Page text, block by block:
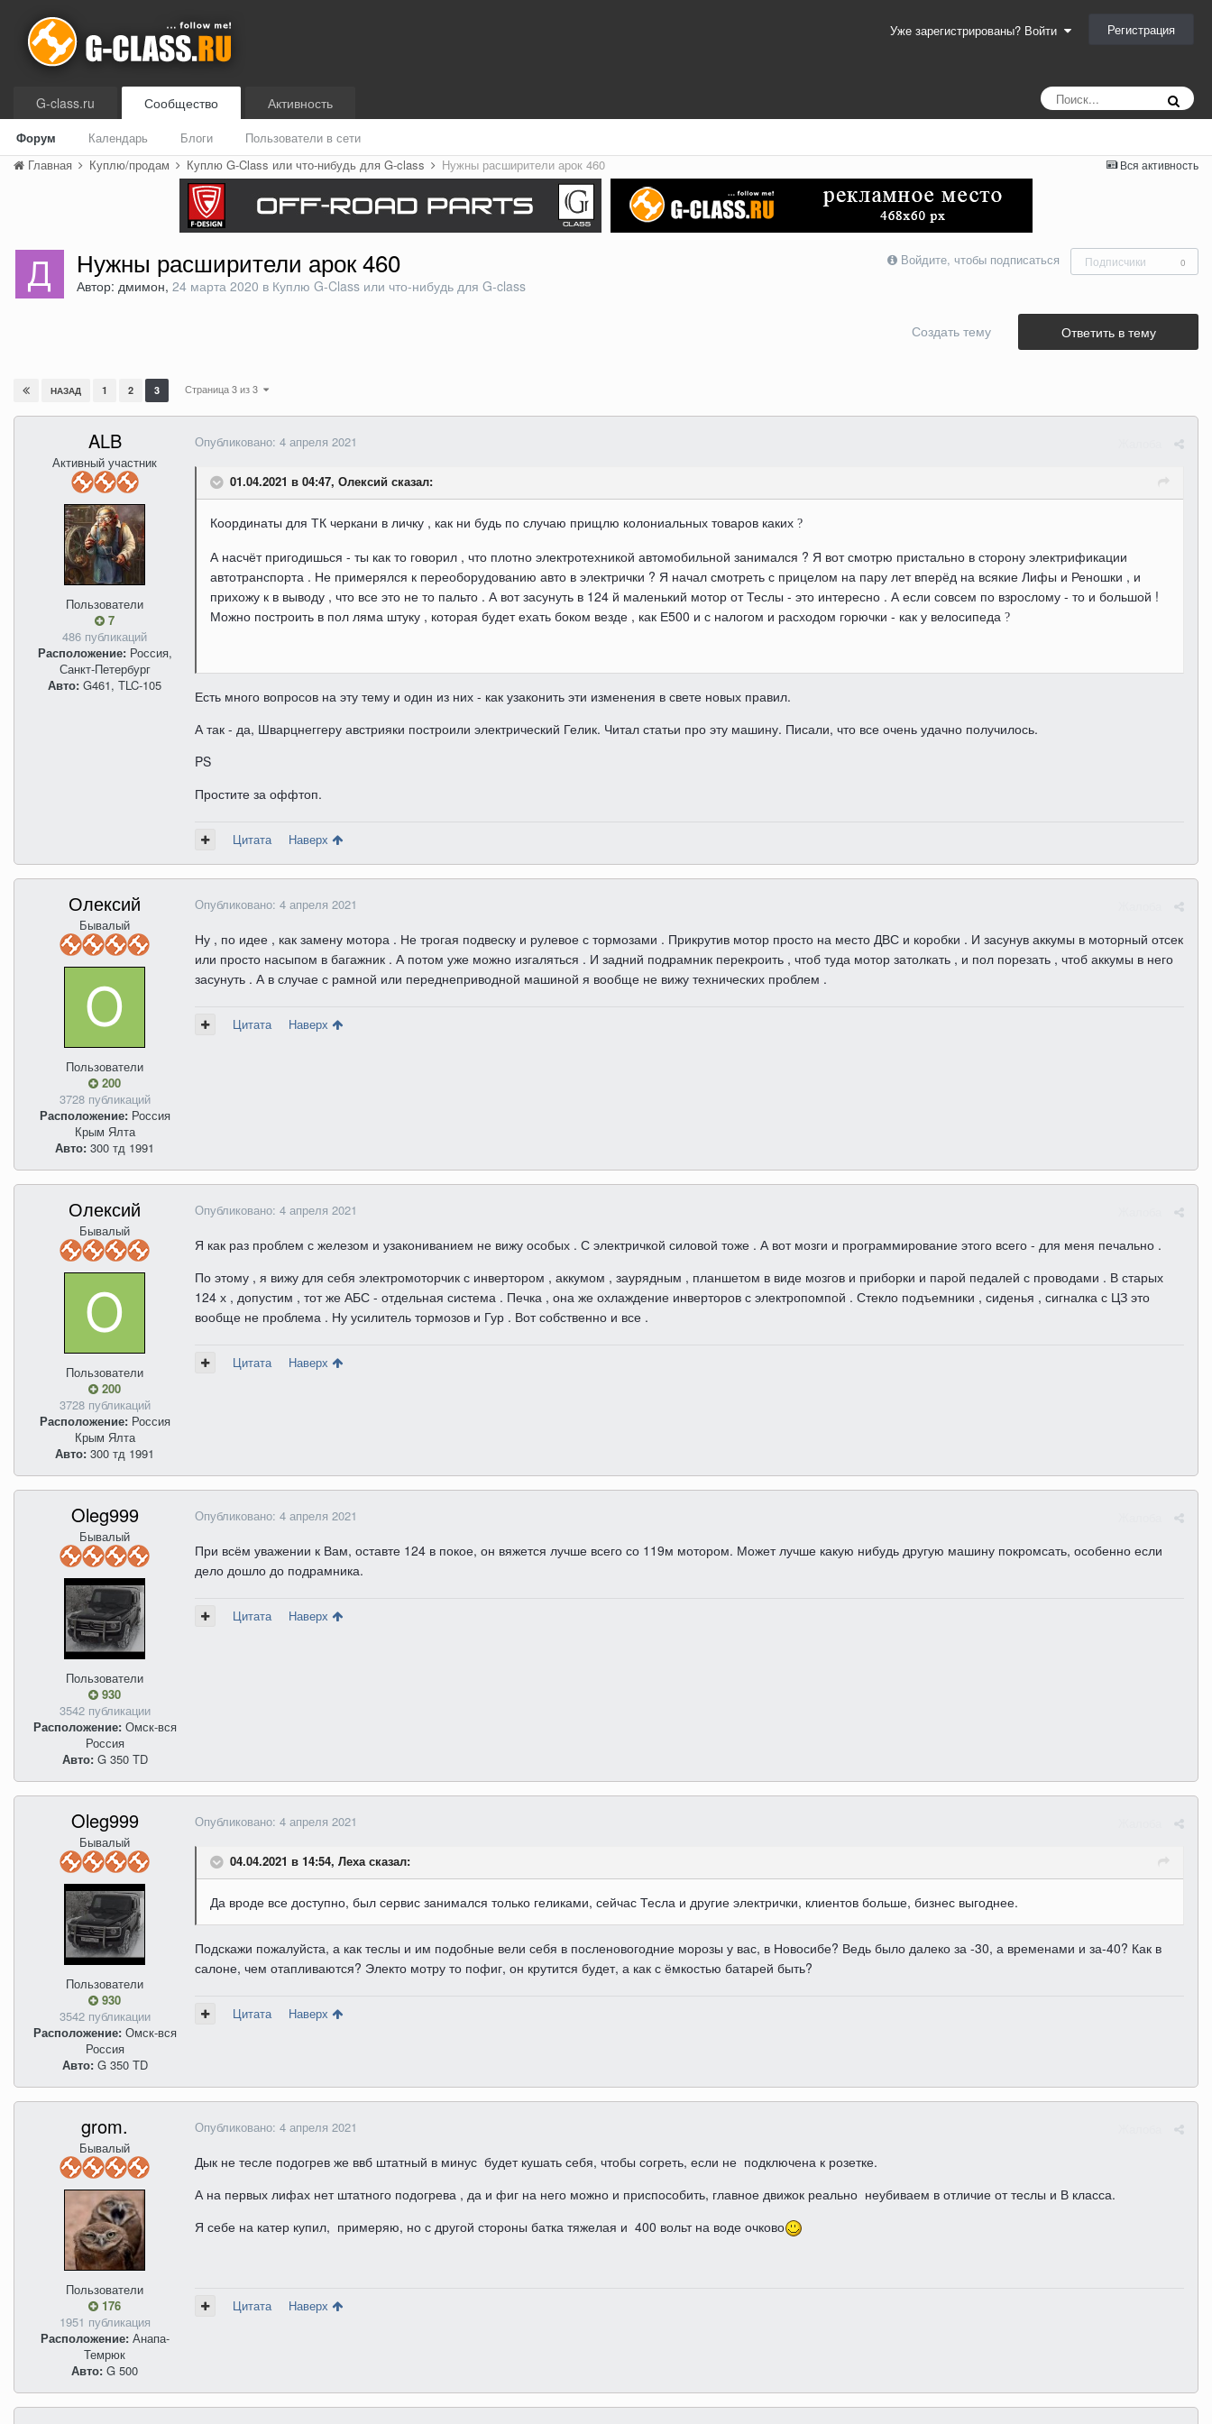
Уже зарегистрированы? Войти Регистрация
G-class.ru Сообщество
Форум Календарь Блоги Пользователи в сети
Активность
Вся активность
Главная Куплю/продам Куплю G-Class или что-нибудь для G-class Нужны расширители арок 460
Войдите, чтобы подписаться Подписчики 0
Нужны расширители арок 460
Автор: дмимон, 24 марта 2020 в Куплю G-Class или что-нибудь для G-class
Ответить в тему
Создать тему
НАЗАД 1 2 3 Страница 3 из 3
ALB
Активный участник
Пользователи
7
486 публикаций
Расположение:Россия,
Санкт-Петербург
Авто: G461, TLC-105
Опубликовано: 4 апреля 2021
01.04.2021 в 04:47, Олексий сказал:
Координаты для ТК черкани в личку , как ни будь по случаю прищлю колониальных товаров каких ?
А насчёт пригодишься - ты как то говорил , что плотно электротехникой автомобильной занимался ? Я вот смотрю пристально в сторону электрификации
автотранспорта . Не примерялся к переоборудованию авто в электрички ? Я начал смотреть с прицелом на пару лет вперёд на всякие Лифы и Реношки , и
прихожу к в выводу , что все это не то пальто . А вот засунуть в 124 й маленький мотор от Теслы - это интересно . А если совсем по взрослому - то и большой !
Можно построить в пол ляма штуку , которая будет ехать боком везде , как Е500 и с налогом и расходом горючки - как у велосипеда ?
Есть много вопросов на эту тему и один из них - как узаконить эти изменения в свете новых правил.
А так - да, Шварцнеггеру австрияки построили электрический Гелик. Читал статьи про эту машину. Писали, что все очень удачно получилось.
PS
Простите за оффтоп.
Цитата Наверх
Олексий
Бывалый
Пользователи
200
3728 публикаций
Расположение:Россия
Крым Ялта
Авто: 300 тд 1991
Опубликовано: 4 апреля 2021
Ну , по идее , как замену мотора . Не трогая подвеску и рулевое с тормозами . Прикрутив мотор просто на место ДВС и коробки . И засунув аккумы в моторный отсек
или просто насыпом в багажник . А потом уже можно изгаляться . И задний подрамник перекроить , чтоб туда мотор затолкать , и пол порезать , чтоб аккумы в него
засунуть . А в случае с рамной или переднеприводной машиной я вообще не вижу технических проблем .
Цитата Наверх
Олексий
Бывалый
Пользователи
200
3728 публикаций
Расположение:Россия
Крым Ялта
Авто: 300 тд 1991
Опубликовано: 4 апреля 2021
Я как раз проблем с железом и узакониванием не вижу особых . С электричкой силовой тоже . А вот мозги и программирование этого всего - для меня печально .
По этому , я вижу для себя электромоторчик с инвертором , аккумом , заурядным , планшетом в виде мозгов и приборки и парой педалей с проводами . В старых
124 х , допустим , тот же АБС - отдельная система . Печка , она же охлаждение инверторов с электропомпой . Стекло подъемники , сиденья , сигналка с ЦЗ это
вообще не проблема . Ну усилитель тормозов и Гур . Вот собственно и все .
Цитата Наверх
Oleg999
Бывалый
Пользователи
930
3542 публикации
Расположение:Омск-вся
Россия
Авто:G 350 TD
Опубликовано: 4 апреля 2021
При всём уважении к Вам, оставте 124 в покое, он вяжется лучше всего со 119м мотором. Может лучше какую нибудь другую машину покромсать, особенно если
дело дошло до подрамника.
Цитата Наверх
Oleg999
Бывалый
Пользователи
930
3542 публикации
Расположение:Омск-вся
Россия
Авто:G 350 TD
Опубликовано: 4 апреля 2021
04.04.2021 в 14:54, Леха сказал:
Да вроде все доступно, был сервис занимался только геликами, сейчас Тесла и другие электрички, клиентов больше, бизнес выгоднее.
Подскажи пожалуйста, а как теслы и им подобные вели себя в посленовогодние морозы у вас, в Новосибе? Ведь было далеко за -30, а временами и за-40? Как в
салоне, чем отапливаются? Электо мотру то пофиг, он крутится будет, а как с ёмкостью батарей быть?
Цитата Наверх
grom.
Бывалый
Пользователи
176
1951 публикация
Расположение:Анапа-
Темрюк
Авто: G 500
Опубликовано: 4 апреля 2021
Дык не тесле подогрев же ввб штатный в минус будет кушать себя, чтобы согреть, если не подключена к розетке.
А на первых лифах нет штатного подогрева , да и фиг на него можно и приспособить, главное движок реально неубиваем в отличие от теслы и В класса.
Я себе на катер купил, примеряю, но с другой стороны батка тяжелая и 400 вольт на воде очково
Цитата Наверх